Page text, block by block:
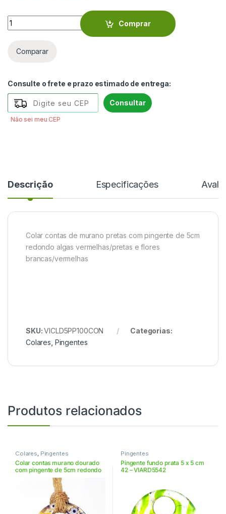
Colar contas de murano pretas com pingente de 5cm
Comprar
Comparar
Consulte o frete e prazo estimado de entrega:
Consultar
Não sei meu CEP
Descrição Especificações
Colar contas de murano pretas com pingente de 5cm
redondo algas vermelhas/pretas e flores
brancas/vermelhas
SKU:VICLD5PP100CON
Categorias:
Colares Pingentes
Produtos relacionados
Colares Pingentes
Colar contas murano dourado
com pingente de 5cm redondo
– VICLD5OR63CON
Pingentes
Pingente fundo prata 5 x 5 cm
42 – VIARD5542